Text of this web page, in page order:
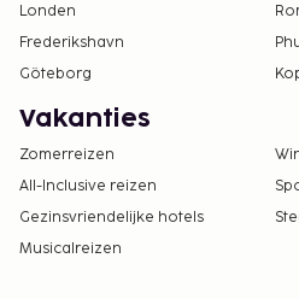
Londen
Frederikshavn
Göteborg
Vakanties
Zomerreizen
All-Inclusive reizen
Gezinsvriendelijke hotels
Musicalreizen